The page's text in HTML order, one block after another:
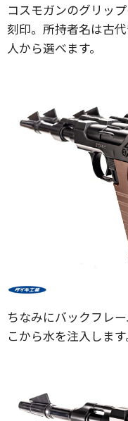
コスモガンのグリッ
刻印。所持者名は古
人から選べます。
ちなみにバックフレ
こから水を注入します